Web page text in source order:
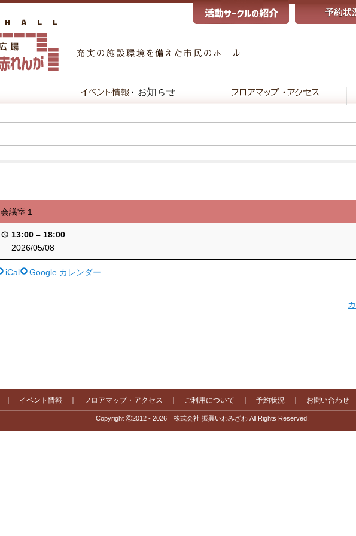
会議室１
13:00 – 18:00
2026/05/08
iCal Google カレンダー
イベント情報 フロアマップ・アクセス ご利用について 予約状況 お問い合わせ
Copyright Ⓒ2012 - 2026 株式会社 振興いわみざわ All Rights Reserved.